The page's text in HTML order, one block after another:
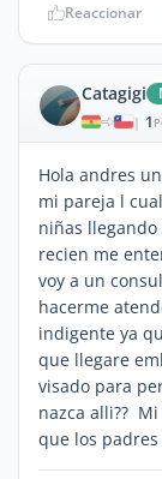
Reaccionar
Catagigi
| 1
Hola andres
mi pareja l
niñas
recien me
voy a un
hacerme
indigente ya
que llegare
visado para
nazca alli??
que los